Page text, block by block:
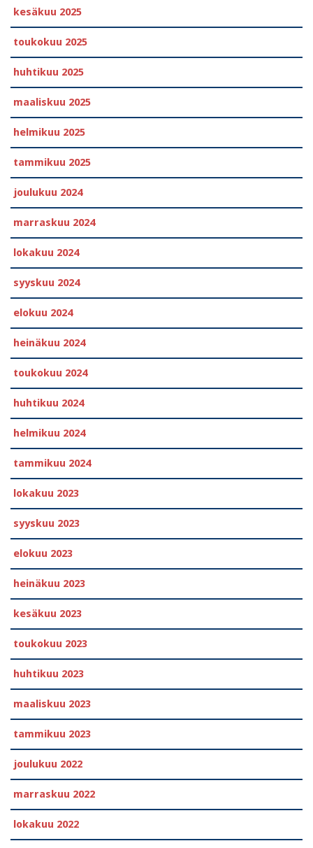
kesäkuu 2025
toukokuu 2025
huhtikuu 2025
maaliskuu 2025
helmikuu 2025
tammikuu 2025
joulukuu 2024
marraskuu 2024
lokakuu 2024
syyskuu 2024
elokuu 2024
heinäkuu 2024
toukokuu 2024
huhtikuu 2024
helmikuu 2024
tammikuu 2024
lokakuu 2023
syyskuu 2023
elokuu 2023
heinäkuu 2023
kesäkuu 2023
toukokuu 2023
huhtikuu 2023
maaliskuu 2023
tammikuu 2023
joulukuu 2022
marraskuu 2022
lokakuu 2022